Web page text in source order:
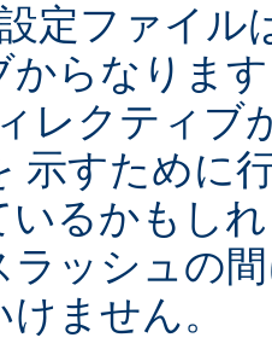
定ファイル
からなりま
レクティブ
示すために
いるかもし
ラッシュの
ません。